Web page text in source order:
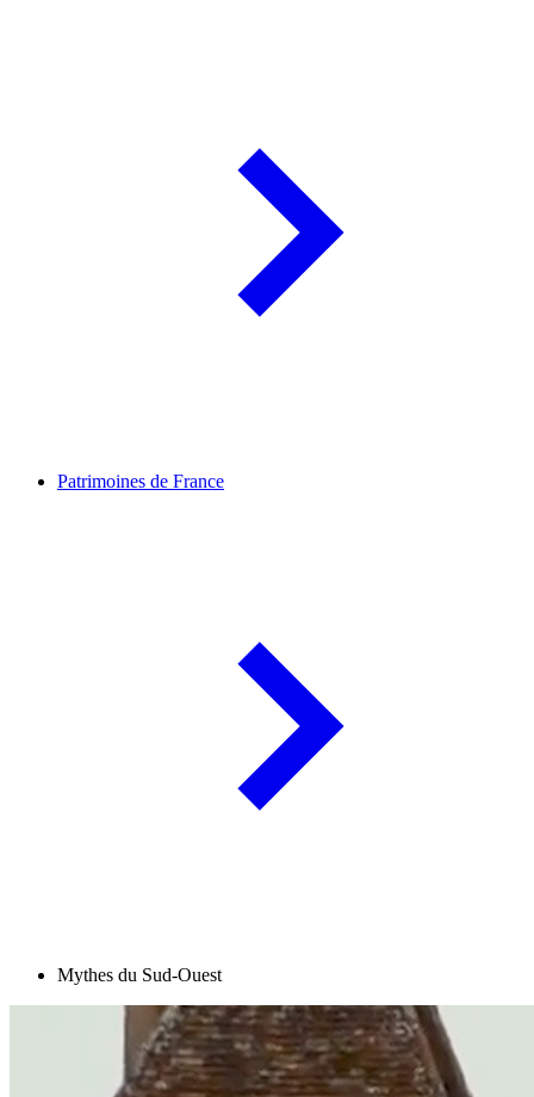
Patrimoines de France
Mythes du Sud-Ouest